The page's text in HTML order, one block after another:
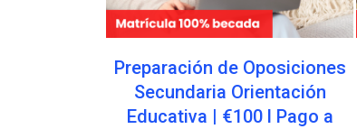
Preparación de Oposiciones
Secundaria Orientación
Educativa | €100 l Pago a